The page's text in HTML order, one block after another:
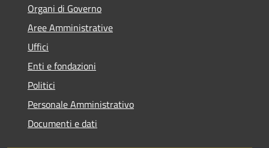
Organi di Governo
Aree Amministrative
Uffici
Enti e fondazioni
Politici
Personale Amministrativo
Documenti e dati